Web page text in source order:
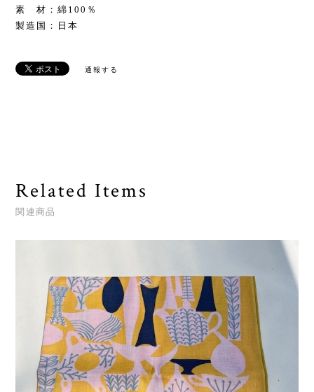
素 材：綿100％
製造国：日本
通報する
Related Items
関連商品